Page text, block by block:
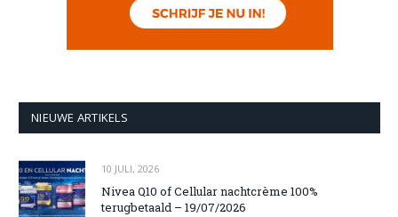
NIEUWE ARTIKELS
10 JULI, 2026
Nivea Q10 of Cellular nachtcrème 100%
terugbetaald – 19/07/2026